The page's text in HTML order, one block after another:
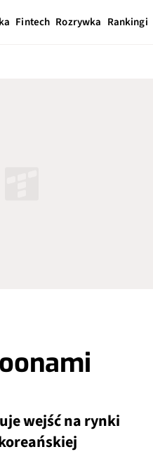
Fintech Rozrywka Rankingi
wejść na rynki